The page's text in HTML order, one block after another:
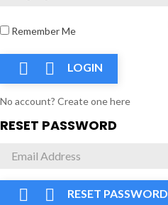
Remember Me
  LOGIN
No account? Create one here
RESET PASSWORD
  RESET PASSWORD